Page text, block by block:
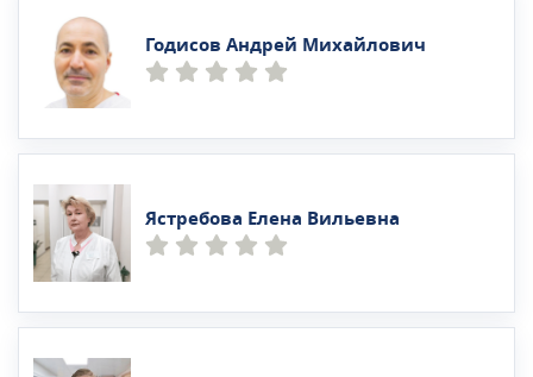
Годисов Андрей Михайлович
Ястребова Елена Вильевна